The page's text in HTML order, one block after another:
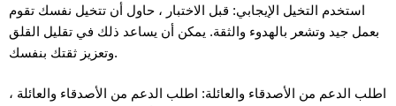
استخدم التخيل الإيجابي: قبل الاختبار ، حاول أن تتخيل نفسك تقوم
بعمل جيد وتشعر بالهدوء والثقة. يمكن أن يساعد ذلك في تقليل القلق
وتعزيز ثقتك بنفسك.
اطلب الدعم من الأصدقاء والعائلة: اطلب الدعم من الأصدقاء والعائلة ،